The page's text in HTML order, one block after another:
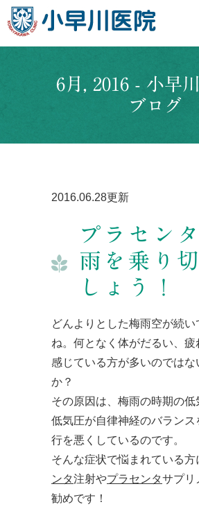
6月, 2016 - 小早
ブログ
2016.06.28更新
プラセン
雨を乗り
しょう！
どんよりとした梅雨空が続い
ね。何となく体がだるい、疲
感じている方が多いのではな
か？
その原因は、梅雨の時期の低
低気圧が自律神経のバランス
行を悪くしているのです。
そんな症状で悩まれている方
ンタ注射やプラセンタサプリ
勧めです！